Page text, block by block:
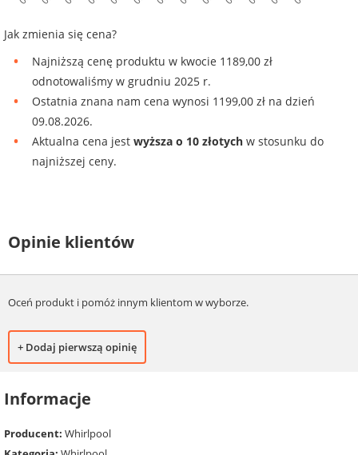
Jak zmienia się cena?
Najniższą cenę produktu w kwocie 1189,00 zł
odnotowaliśmy w grudniu 2025 r.
Ostatnia znana nam cena wynosi 1199,00 zł na dzień
09.08.2026.
Aktualna cena jest wyższa o 10 złotych w stosunku do
najniższej ceny.
Opinie klientów
Oceń produkt i pomóż innym klientom w wyborze.
+ Dodaj pierwszą opinię
Informacje
Producent: Whirlpool